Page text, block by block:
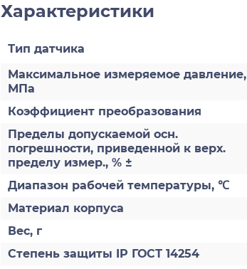
Характеристики
Тип датчика
Максимальное измеряемое давление,
МПа
Коэффициент преобразования
Пределы допускаемой осн.
погрешности, приведенной к верх.
пределу измер., % ±
Диапазон рабочей температуры, ℃
Материал корпуса
Вес, г
Степень защиты IP ГОСТ 14254